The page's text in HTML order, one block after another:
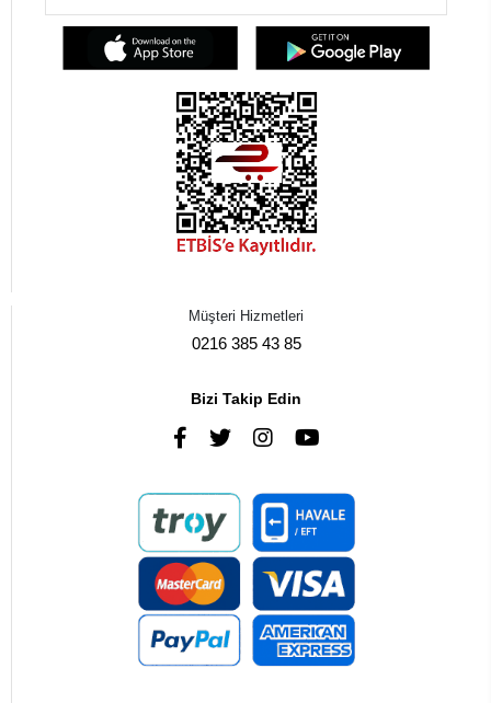
Müşteri Hizmetleri
0216 385 43 85
Bizi Takip Edin